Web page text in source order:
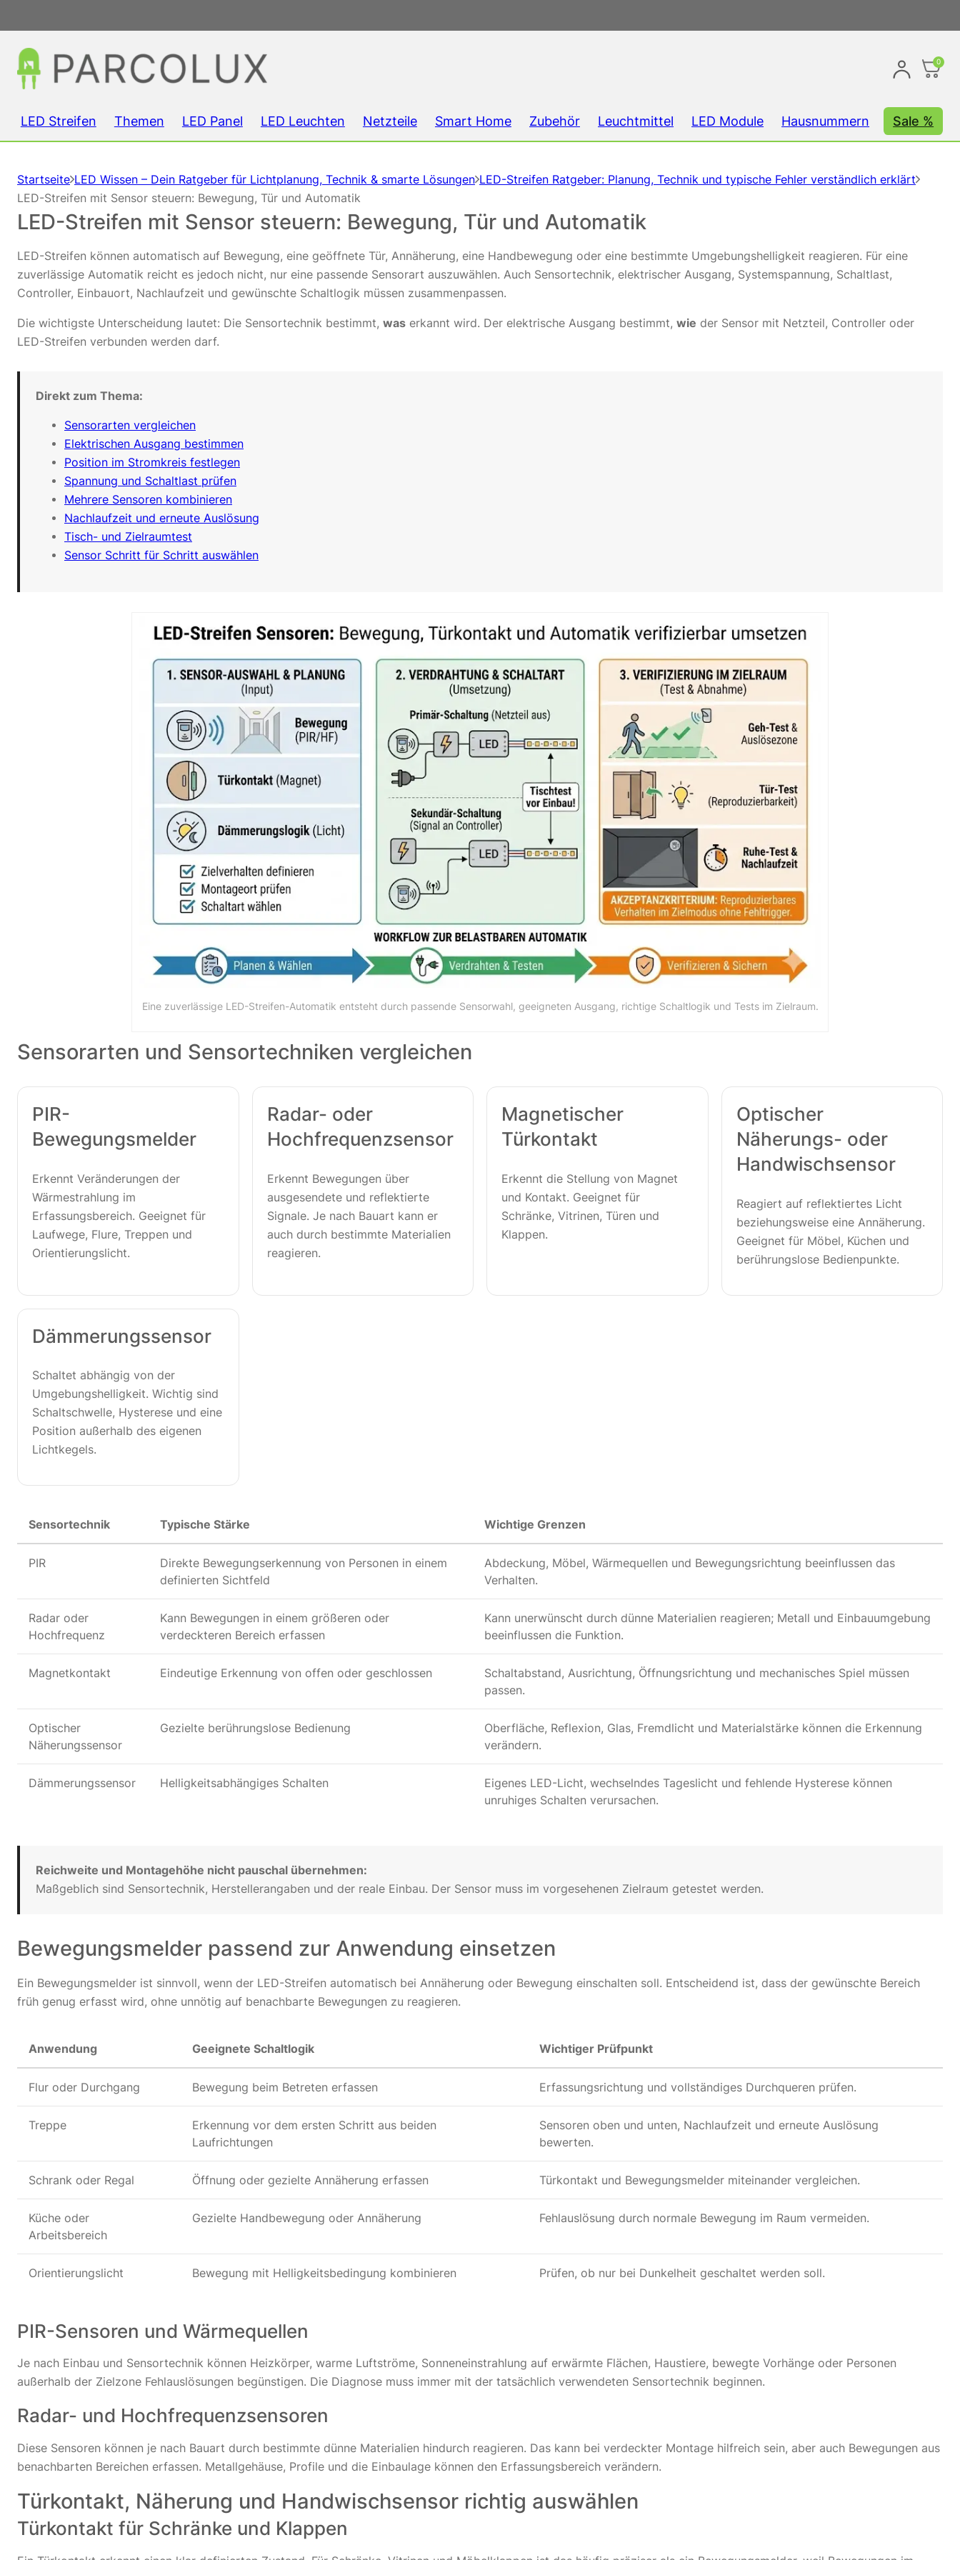
0
LED Streifen Themen LED Panel LED Leuchten Netzteile Smart Home Zubehör Leuchtmittel LED Module Hausnummern Sale %
Startseite LED Wissen – Dein Ratgeber für Lichtplanung, Technik & smarte Lösungen LED-Streifen Ratgeber: Planung, Technik und typische Fehler verständlich erklärt
LED-Streifen mit Sensor steuern: Bewegung, Tür und Automatik
LED-Streifen mit Sensor steuern: Bewegung, Tür und Automatik
LED-Streifen können automatisch auf Bewegung, eine geöffnete Tür, Annäherung, eine Handbewegung oder eine bestimmte Umgebungshelligkeit reagieren. Für eine
zuverlässige Automatik reicht es jedoch nicht, nur eine passende Sensorart auszuwählen. Auch Sensortechnik, elektrischer Ausgang, Systemspannung, Schaltlast,
Controller, Einbauort, Nachlaufzeit und gewünschte Schaltlogik müssen zusammenpassen.
Die wichtigste Unterscheidung lautet: Die Sensortechnik bestimmt, was erkannt wird. Der elektrische Ausgang bestimmt, wie der Sensor mit Netzteil, Controller oder
LED-Streifen verbunden werden darf.
Direkt zum Thema:
Sensorarten vergleichen
Elektrischen Ausgang bestimmen
Position im Stromkreis festlegen
Spannung und Schaltlast prüfen
Mehrere Sensoren kombinieren
Nachlaufzeit und erneute Auslösung
Tisch- und Zielraumtest
Sensor Schritt für Schritt auswählen
Eine zuverlässige LED-Streifen-Automatik entsteht durch passende Sensorwahl, geeigneten Ausgang, richtige Schaltlogik und Tests im Zielraum.
Sensorarten und Sensortechniken vergleichen
PIR-
Bewegungsmelder
Erkennt Veränderungen der
Wärmestrahlung im
Erfassungsbereich. Geeignet für
Laufwege, Flure, Treppen und
Orientierungslicht.
Radar- oder
Hochfrequenzsensor
Erkennt Bewegungen über
ausgesendete und reflektierte
Signale. Je nach Bauart kann er
auch durch bestimmte Materialien
reagieren.
Magnetischer
Türkontakt
Erkennt die Stellung von Magnet
und Kontakt. Geeignet für
Schränke, Vitrinen, Türen und
Klappen.
Optischer
Näherungs- oder
Handwischsensor
Reagiert auf reflektiertes Licht
beziehungsweise eine Annäherung.
Geeignet für Möbel, Küchen und
berührungslose Bedienpunkte.
Dämmerungssensor
Schaltet abhängig von der
Umgebungshelligkeit. Wichtig sind
Schaltschwelle, Hysterese und eine
Position außerhalb des eigenen
Lichtkegels.
Sensortechnik Typische Stärke Wichtige Grenzen
PIR
Direkte Bewegungserkennung von Personen in einem
definierten Sichtfeld
Abdeckung, Möbel, Wärmequellen und Bewegungsrichtung beeinflussen das
Verhalten.
Radar oder
Hochfrequenz
Kann Bewegungen in einem größeren oder
verdeckteren Bereich erfassen
Kann unerwünscht durch dünne Materialien reagieren; Metall und Einbauumgebung
beeinflussen die Funktion.
Magnetkontakt Eindeutige Erkennung von offen oder geschlossen
Schaltabstand, Ausrichtung, Öffnungsrichtung und mechanisches Spiel müssen
passen.
Optischer
Näherungssensor
Gezielte berührungslose Bedienung
Oberfläche, Reflexion, Glas, Fremdlicht und Materialstärke können die Erkennung
verändern.
Dämmerungssensor Helligkeitsabhängiges Schalten
Eigenes LED-Licht, wechselndes Tageslicht und fehlende Hysterese können
unruhiges Schalten verursachen.
Reichweite und Montagehöhe nicht pauschal übernehmen:
Maßgeblich sind Sensortechnik, Herstellerangaben und der reale Einbau. Der Sensor muss im vorgesehenen Zielraum getestet werden.
Bewegungsmelder passend zur Anwendung einsetzen
Ein Bewegungsmelder ist sinnvoll, wenn der LED-Streifen automatisch bei Annäherung oder Bewegung einschalten soll. Entscheidend ist, dass der gewünschte Bereich
früh genug erfasst wird, ohne unnötig auf benachbarte Bewegungen zu reagieren.
Anwendung Geeignete Schaltlogik Wichtiger Prüfpunkt
Flur oder Durchgang Bewegung beim Betreten erfassen Erfassungsrichtung und vollständiges Durchqueren prüfen.
Treppe
Erkennung vor dem ersten Schritt aus beiden
Laufrichtungen
Sensoren oben und unten, Nachlaufzeit und erneute Auslösung
bewerten.
Schrank oder Regal Öffnung oder gezielte Annäherung erfassen Türkontakt und Bewegungsmelder miteinander vergleichen.
Küche oder
Arbeitsbereich
Gezielte Handbewegung oder Annäherung Fehlauslösung durch normale Bewegung im Raum vermeiden.
Orientierungslicht Bewegung mit Helligkeitsbedingung kombinieren Prüfen, ob nur bei Dunkelheit geschaltet werden soll.
PIR-Sensoren und Wärmequellen
Je nach Einbau und Sensortechnik können Heizkörper, warme Luftströme, Sonneneinstrahlung auf erwärmte Flächen, Haustiere, bewegte Vorhänge oder Personen
außerhalb der Zielzone Fehlauslösungen begünstigen. Die Diagnose muss immer mit der tatsächlich verwendeten Sensortechnik beginnen.
Radar- und Hochfrequenzsensoren
Diese Sensoren können je nach Bauart durch bestimmte dünne Materialien hindurch reagieren. Das kann bei verdeckter Montage hilfreich sein, aber auch Bewegungen aus
benachbarten Bereichen erfassen. Metallgehäuse, Profile und die Einbaulage können den Erfassungsbereich verändern.
Türkontakt, Näherung und Handwischsensor richtig auswählen
Türkontakt für Schränke und Klappen